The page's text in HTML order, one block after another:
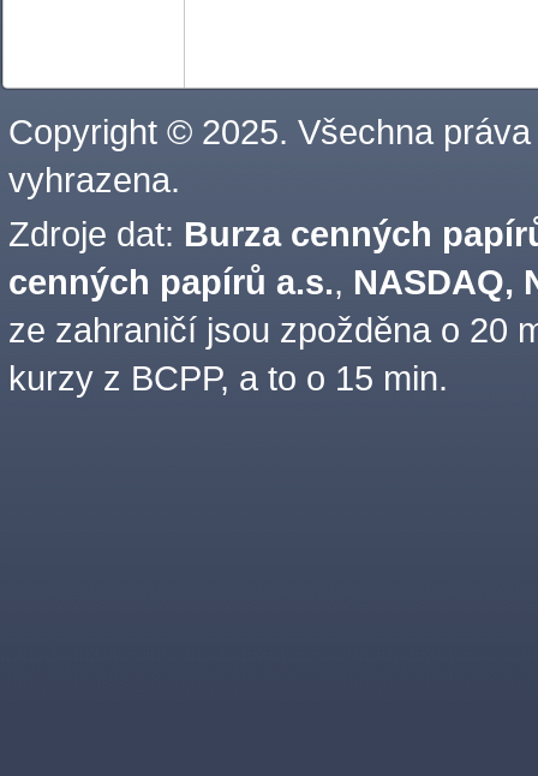
Copyright © 2025. Všechna práva
vyhrazena.
Zdroje dat: Burza cenných
cenných papírů a.s., NASDAQ,
ze zahraničí jsou zpožděna o 20
kurzy z BCPP, a to o 15 min.